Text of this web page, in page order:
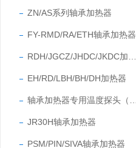
ZN/AS系列轴承加热器
FY-RMD/RA/ETH轴承加热器
EH/RD/LBH/BH/DH加热器
JR30H轴承加热器
PSM/PIN/SIVA轴承加热器